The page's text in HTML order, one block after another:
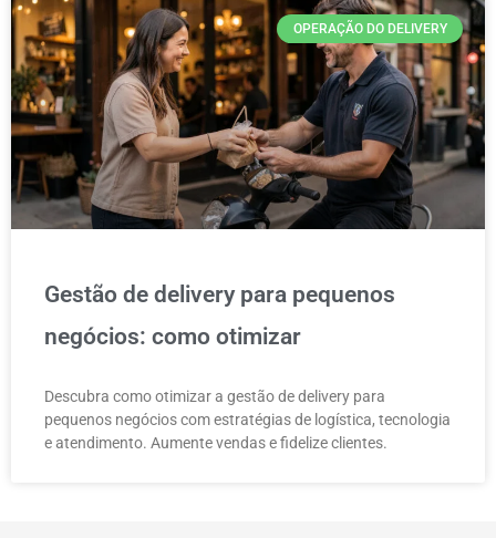
OPERAÇÃO DO DELIVERY
Gestão de delivery para pequenos
negócios: como otimizar
Descubra como otimizar a gestão de delivery para
pequenos negócios com estratégias de logística, tecnologia
e atendimento. Aumente vendas e fidelize clientes.